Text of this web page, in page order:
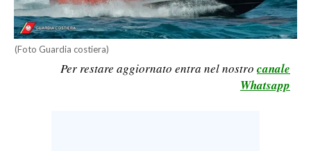
SPORT IN SARDEGNA
SPORT
(Foto Guardia costiera)
Per restare aggiornato entra nel nostro canale
Whatsapp